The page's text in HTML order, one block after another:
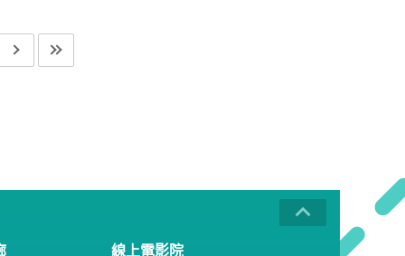
線上電影院